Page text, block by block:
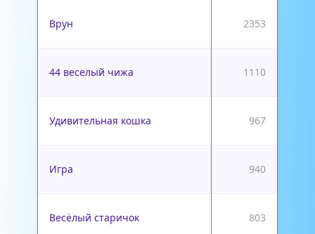
Врун 2353
44 веселый чижа 1110
Удивительная кошка 967
Игра 940
Весёлый старичок 803